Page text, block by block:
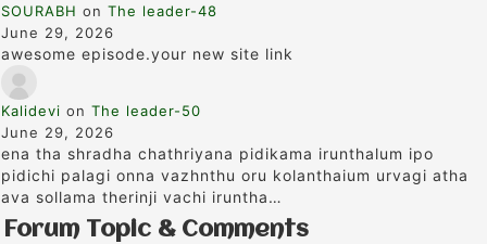
SOURABH on The leader-48
June 29, 2026
awesome episode.your new site link
Kalidevi on The leader-50
June 29, 2026
ena tha shradha chathriyana pidikama irunthalum ipo
pidichi palagi onna vazhnthu oru kolanthaium urvagi atha
ava sollama therinji vachi iruntha…
Forum Topic & Comments